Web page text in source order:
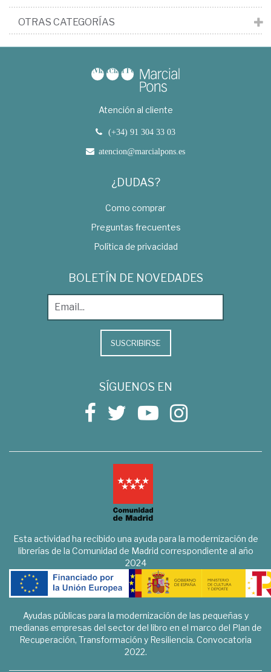
OTRAS CATEGORÍAS
Atención al cliente
(+34) 91 304 33 03
atencion@marcialpons.es
¿DUDAS?
Como comprar
Preguntas frecuentes
Política de privacidad
BOLETÍN DE NOVEDADES
SUSCRIBIRSE
SÍGUENOS EN
Esta actividad ha recibido una ayuda para la modernización de
librerías de la Comunidad de Madrid correspondiente al año
2024
Ayudas públicas para la modernización de las pequeñas y
medianas empresas del sector del libro en el marco del Plan de
Recuperación, Transformación y Resiliencia. Convocatoria
2022.